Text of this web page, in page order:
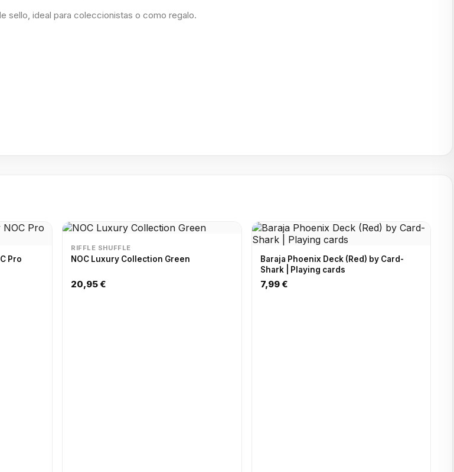
sello, ideal para coleccionistas o como regalo.
Pro
RIFFLE SHUFFLE
NOC Luxury Collection Green
20,95 €
Baraja Phoenix Deck (Red) by Card-
Shark | Playing cards
7,99 €